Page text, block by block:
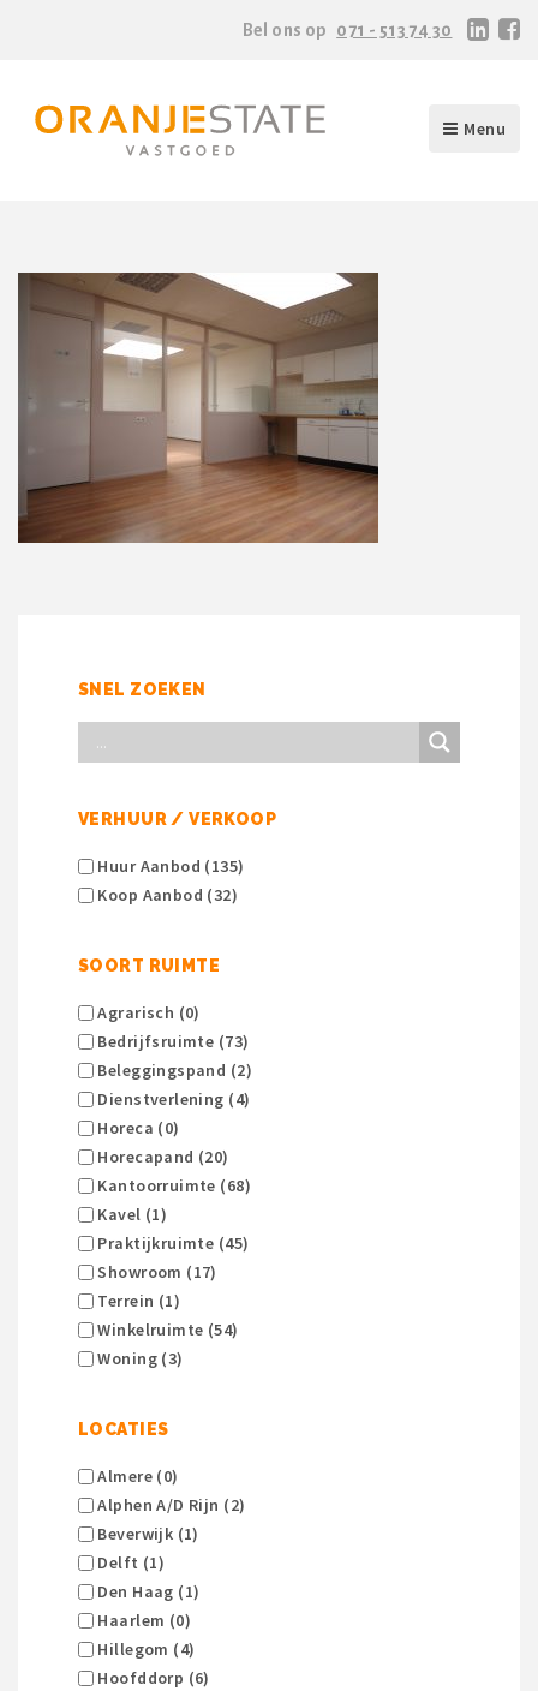
Bel ons op 071 - 513 74 30
Menu
SNEL ZOEKEN
VERHUUR / VERKOOP
Huur Aanbod (135)
Koop Aanbod (32)
SOORT RUIMTE
Agrarisch (0)
Bedrijfsruimte (73)
Beleggingspand (2)
Dienstverlening (4)
Horeca (0)
Horecapand (20)
Kantoorruimte (68)
Kavel (1)
Praktijkruimte (45)
Showroom (17)
Terrein (1)
Winkelruimte (54)
Woning (3)
LOCATIES
Almere (0)
Alphen A/d Rijn (2)
Beverwijk (1)
Delft (1)
Den Haag (1)
Haarlem (0)
Hillegom (4)
Hoofddorp (6)